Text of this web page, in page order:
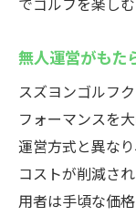
無人運営がもた
スズヨンゴルフ
フォーマンスを
運営方式と異な
コストが削減さ
用者は手頃な価